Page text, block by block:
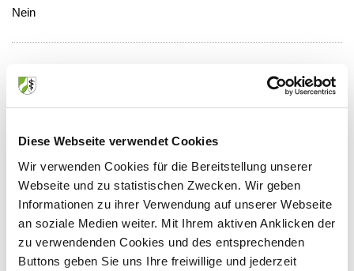
Diese Webseite verwendet Cookies
Wir verwenden Cookies für die Bereitstellung unserer
Webseite und zu statistischen Zwecken. Wir geben
Informationen zu ihrer Verwendung auf unserer Webseite
an soziale Medien weiter. Mit Ihrem aktiven Anklicken der
zu verwendenden Cookies und des entsprechenden
Buttons geben Sie uns Ihre freiwillige und jederzeit
Nein
Kaiser-Wilhelm-Ring 27-29, 50672 Köln
Anbieter:
Praenatal plus AKADEMIE GmbH